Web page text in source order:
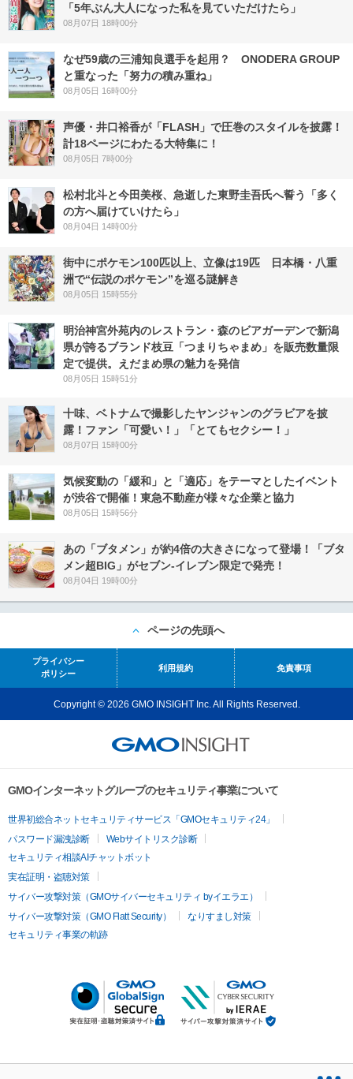
「5年ぶん大人になった私を見ていただけたら」
08月07日 18時00分
なぜ59歳の三浦知良選手を起用？ ONODERA GROUP
と重なった「努力の積み重ね」
08月05日 16時00分
声優・井口裕香が「FLASH」で圧巻のスタイルを披露！
計18ページにわたる大特集に！
08月05日 7時00分
松村北斗と今田美桜、急逝した東野圭吾氏へ誓う「多く
の方へ届けていけたら」
08月04日 14時00分
街中にポケモン100匹以上、立像は19匹 日本橋・八重
洲で“伝説のポケモン”を巡る謎解き
08月05日 15時55分
明治神宮外苑内のレストラン・森のビアガーデンで新潟
県が誇るブランド枝豆「つまりちゃまめ」を販売数量限
定で提供。えだまめ県の魅力を発信
08月05日 15時51分
十味、ベトナムで撮影したヤンジャンのグラビアを披
露！ファン「可愛い！」「とてもセクシー！」
08月07日 15時00分
気候変動の「緩和」と「適応」をテーマとしたイベント
が渋谷で開催！東急不動産が様々な企業と協力
08月05日 15時56分
あの「ブタメン」が約4倍の大きさになって登場！「ブタ
メン超BIG」がセブン‐イレブン限定で発売！
08月04日 19時00分
ページの先頭へ
プライバシー
ポリシー
利用規約 免責事項
Copyright © 2026 GMO INSIGHT Inc. All Rights Reserved.
GMOインターネットグループのセキュリティ事業について
世界初総合ネットセキュリティサービス「GMOセキュリティ24」
パスワード漏洩診断
Webサイトリスク診断
セキュリティ相談AIチャットボット
実在証明・盗聴対策
サイバー攻撃対策（GMOサイバーセキュリティ byイエラエ）
サイバー攻撃対策（GMO Flatt Security）
なりすまし対策
セキュリティ事業の軌跡